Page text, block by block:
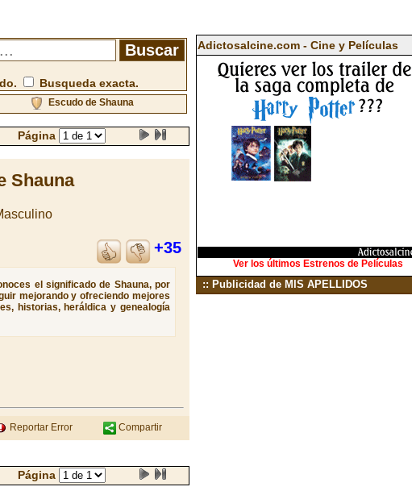
Busqueda exacta.
Escudo de Shauna
Página
Shauna
+35
el significado de Shauna, por
mejorando y ofreciendo mejores
historias, heráldica y genealogía
Reportar Error Compartir
Página
Adictosalcine.com - Cine y Películas
Ver los últimos Estrenos de Películas
:: Publicidad de MIS APELLIDOS